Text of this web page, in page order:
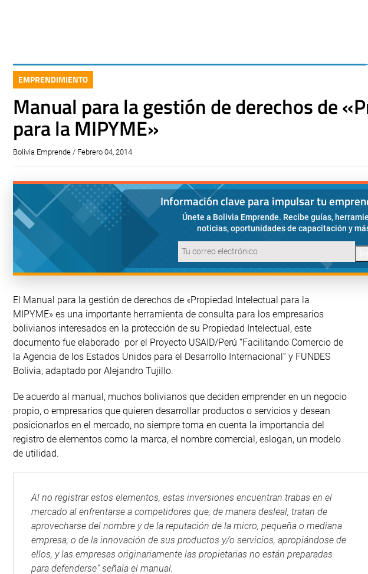
EMPRENDIMIENTO
Manual para la gestión de derechos de
para la MIPYME»
Bolivia Emprende / Febrero 04, 2014
Información clave para impulsar tu
Únete a Bolivia Emprende. Recibe guías,
noticias, oportunidades de capacitación y
El Manual para la gestión de derechos de «Propiedad Intelectual para la
MIPYME» es una importante herramienta de consulta para los empresarios
bolivianos interesados en la protección de su Propiedad Intelectual, este
documento fue elaborado por el Proyecto USAID/Perú “Facilitando Comercio de
la Agencia de los Estados Unidos para el Desarrollo Internacional” y FUNDES
Bolivia, adaptado por Alejandro Tujillo.
De acuerdo al manual, muchos bolivianos que deciden emprender en un negocio
propio, o empresarios que quieren desarrollar productos o servicios y desean
posicionarlos en el mercado, no siempre toma en cuenta la importancia del
registro de elementos como la marca, el nombre comercial, eslogan, un modelo
de utilidad.
Al no registrar estos elementos, estas inversiones encuentran trabas en el
mercado al enfrentarse a competidores que, de manera desleal, tratan de
aprovecharse del nombre y de la reputación de la micro, pequeña o mediana
empresa; o de la innovación de sus productos y/o servicios, apropiándose de
ellos, y las empresas originariamente las propietarias no están preparadas
para defenderse” señala el manual.